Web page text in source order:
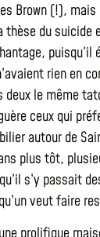
Brown (!),
thèse du
rien en
le même
ceux qui
autour de
plus tôt,
s’y passait
veut faire